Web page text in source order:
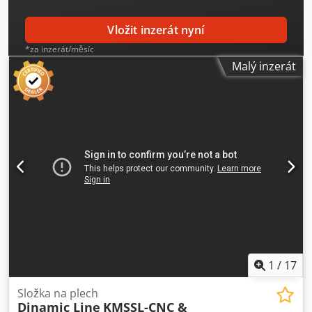
Vložit inzerát nyní
*za inzerát/měsíc
Malý inzerát
1 / 17
Složka na plech
Dinamic Line KMSSL-CNC &